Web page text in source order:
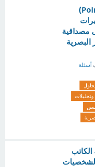
في القراءة النقدية (2 Points)
مصداقية
البصرية
أسئلة
يحاول
وتحليلات
الشخصيات